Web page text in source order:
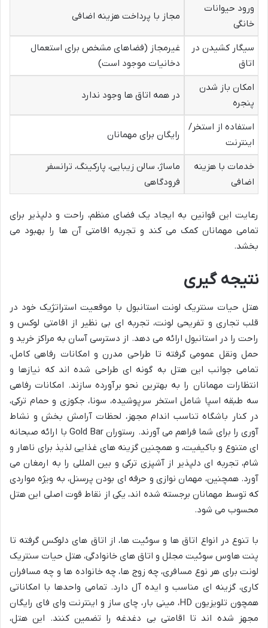
ورود حیوانات
خانگی
مجاز با پرداخت هزینه اضافی
سیگار کشیدن در
اتاق
غیرمجاز (فضاهای مشخص برای استعمال
دخانیات موجود است)
امکان باز شدن
پنجره
در همه اتاق ها وجود ندارد
استفاده از استخر/
اینترنت
رایگان برای مهمانان
خدمات با هزینه
اضافی
ماساژ، سالن زیبایی، پارکینگ، ترانسفر
فرودگاهی
رعایت این قوانین به ایجاد یک فضای منظم، راحت و دلپذیر برای
تمامی مهمانان کمک می کند و تجربه اقامتی آن ها را بهبود می
بخشد.
نتیجه گیری
هتل حیات سنتریک لونت استانبول با موقعیت استراتژیک خود در
قلب تجاری و تفریحی لونت، تجربه ای بی نظیر از اقامتی لوکس و
راحت را در استانبول ارائه می دهد. از دسترسی آسان به مراکز خرید و
حمل ونقل عمومی گرفته تا طراحی مدرن و امکانات رفاهی کامل،
تمامی جوانب این هتل به گونه ای طراحی شده اند که نیازها و
انتظارات مهمانان را به بهترین نحو برآورده سازند. امکانات رفاهی
سه طبقه اسپا شامل استخر سرپوشیده، سونا، جکوزی و حمام ترکی،
در کنار باشگاه تناسب اندام مجهز، لحظات آرامش بخش و نشاط
آوری را برای شما فراهم می آورند. رستوران Gold Bar با ارائه صبحانه
ای متنوع و باکیفیت، و همچنین گزینه های غذایی لذیذ برای ناهار و
شام، تجربه ای دلپذیر از آشپزی ترکی و بین المللی را به ارمغان می
آورد. همچنین، مهمان نوازی و حرفه ای بودن پرسنل، به ویژه مواردی
که توسط مهمانان برجسته شده اند، یکی از نقاط قوت اصلی این هتل
محسوب می شود.
با تنوع در انواع اتاق ها و سوئیت ها، از اتاق های دلوکس گرفته تا
پنت هاوس سوئیت مجلل و اتاق های خانوادگی، هتل حیات سنتریک
لونت برای هر نوع مسافری، چه زوج ها، چه خانواده ها و چه مسافران
کاری، گزینه ای مناسب و ایده آل دارد. تمامی واحدها با امکاناتی
همچون تلویزیون HD، مینی بار، چای ساز و اینترنت وای فای رایگان
مجهز شده اند تا اقامتی بی دغدغه را تضمین کنند. این هتل،